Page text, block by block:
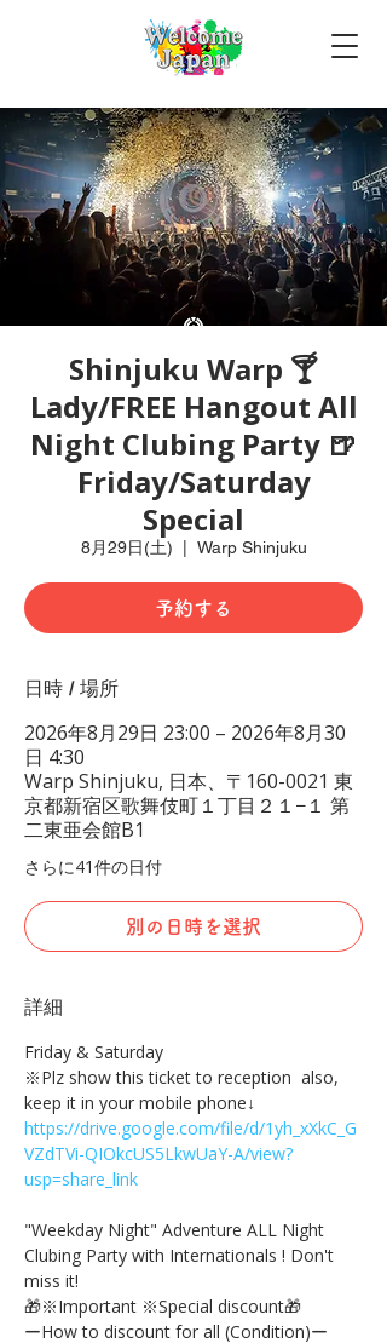
Shinjuku Warp 🍸
Lady/FREE Hangout All
Night Clubing Party 🍺
Friday/Saturday
Special
8月29日(土) Warp Shinjuku
予約する
日時 / 場所
2026年8月29日 23:00 – 2026年8月30
日 4:30
Warp Shinjuku, 日本、〒160-0021 東
京都新宿区歌舞伎町１丁目２１−１ 第
二東亜会館B1
さらに41件の日付
別の日時を選択
詳細
Friday & Saturday
※Plz show this ticket to reception  also,
keep it in your mobile phone↓
https://drive.google.com/file/d/1yh_xXkC_G
VZdTVi-QIOkcUS5LkwUaY-A/view?
usp=share_link
"Weekday Night" Adventure ALL Night
Clubing Party with Internationals ! Don't
miss it!
🎁※Important ※Special discount🎁
ーHow to discount for all (Condition)ー